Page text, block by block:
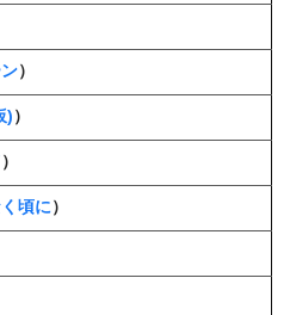
）
) ）
）
頃に）